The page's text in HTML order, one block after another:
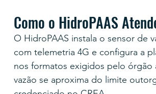
Como o HidroPAAS
O HidroPAAS instala o sensor de
com telemetria 4G e configura a
nos formatos exigidos pelo órgão
vazão se aproxima do limite